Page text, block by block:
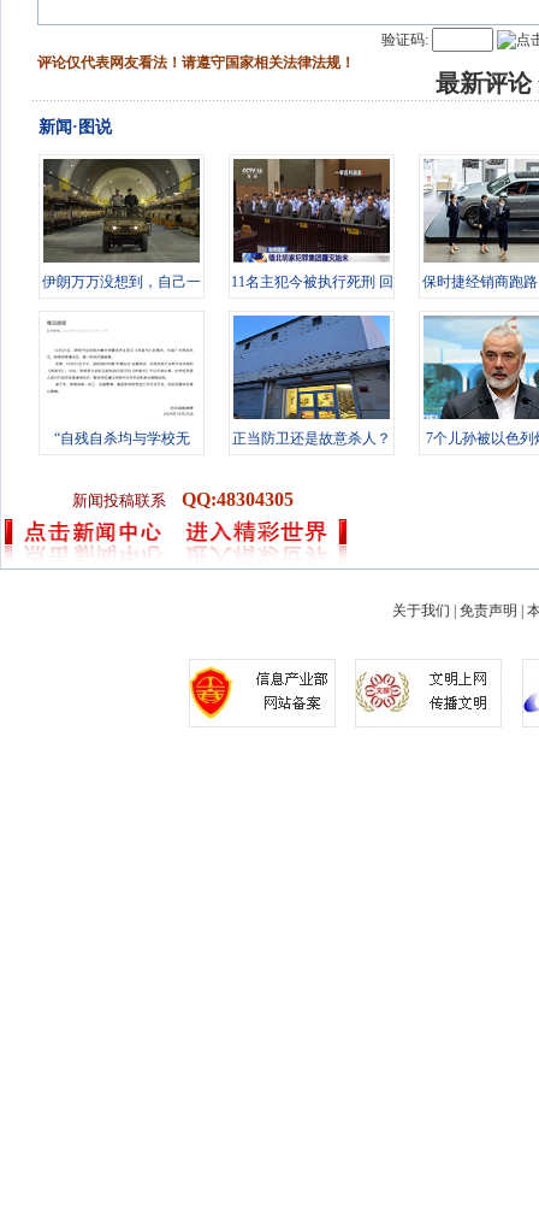
验证码:
评论仅代表网友看法！请遵守国家相关法律法规！
最新评论
新闻·图说
伊朗万万没想到，自己一
11名主犯今被执行死刑 回
保时捷经销商跑
“自残自杀均与学校无
正当防卫还是故意杀人？
7个儿孙被以色列
新闻投稿联系 QQ:48304305
关于我们 免责声明